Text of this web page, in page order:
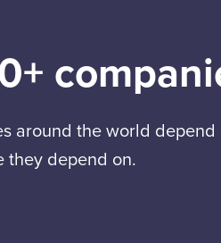
around the world depend
they depend on.